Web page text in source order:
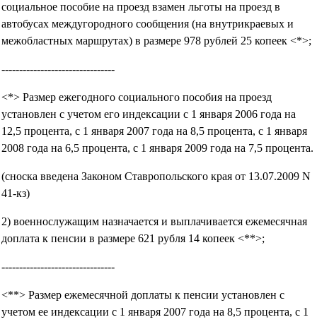
социальное пособие на проезд взамен льготы на проезд в
автобусах междугородного сообщения (на внутрикраевых и
межобластных маршрутах) в размере 978 рублей 25 копеек <*>;
--------------------------------
<*> Размер ежегодного социального пособия на проезд
установлен с учетом его индексации с 1 января 2006 года на
12,5 процента, с 1 января 2007 года на 8,5 процента, с 1 января
2008 года на 6,5 процента, с 1 января 2009 года на 7,5 процента.
(сноска введена Законом Ставропольского края от 13.07.2009 N
41-кз)
2) военнослужащим назначается и выплачивается ежемесячная
доплата к пенсии в размере 621 рубля 14 копеек <**>;
--------------------------------
<**> Размер ежемесячной доплаты к пенсии установлен с
учетом ее индексации с 1 января 2007 года на 8,5 процента, с 1